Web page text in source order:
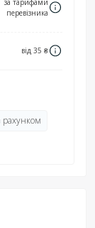
за тарифами
перевізника
від 35 ₴
рахунком